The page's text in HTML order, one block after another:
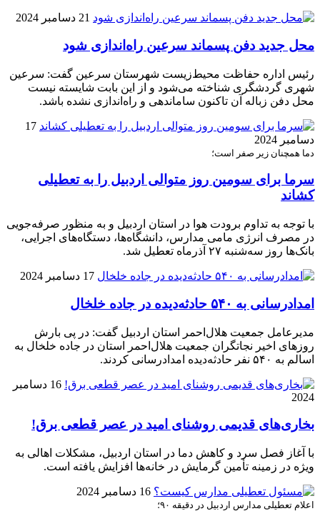
21 دسامبر 2024
محل جدید دفن پسماند سرعین راه‌اندازی شود
رئیس اداره حفاظت محیط‌زیست شهرستان سرعین گفت: سرعین
شهری گردشگری شناخته می‌شود و از این بابت شایسته نیست
محل دفن زباله آن تاکنون ساماندهی و راه‌اندازی نشده باشد.
17
دسامبر 2024
دما همچنان زیر صفر است؛
سرما برای سومین روز متوالی اردبیل را به تعطیلی
کشاند
با توجه به تداوم برودت هوا در استان اردبیل و به‌ منظور صرفه‌جویی
در مصرف انرژی مامی مدارس، دانشگاه‌ها، دستگاه‌های اجرایی،
بانک‌ها روز سه‌شنبه ۲۷ آذرماه تعطیل شد.
17 دسامبر 2024
امدادرسانی به ۵۴۰ حادثه‌دیده در جاده خلخال
مدیرعامل جمعیت هلال‌احمر استان اردبیل گفت: در پی بارش
روزهای اخیر نجاتگران جمعیت هلال‌احمر استان در جاده خلخال به
اسالم به ۵۴۰ نفر حادثه‌دیده امدادرسانی کردند.
16 دسامبر
2024
بخاری‌های قدیمی روشنای امید در عصر قطعی برق!
با آغاز فصل سرد و کاهش دما در استان اردبیل، مشکلات اهالی به
ویژه در زمینه تأمین گرمایش در خانه‌ها افزایش یافته است.
16 دسامبر 2024
اعلام تعطیلی مدارس اردبیل در دقیقه ۹۰؛